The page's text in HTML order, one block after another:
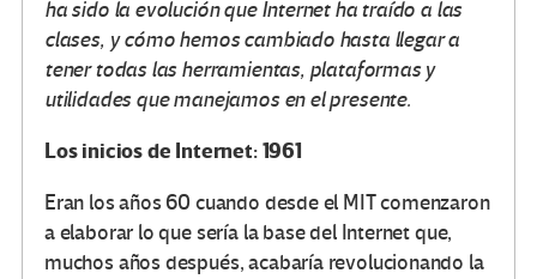
ha sido la evolución que Internet ha traído a las
clases, y cómo hemos cambiado hasta llegar a
tener todas las herramientas, plataformas y
utilidades que manejamos en el presente.
Los inicios de Internet: 1961
Eran los años 60 cuando desde el MIT comenzaron
a elaborar lo que sería la base del Internet que,
muchos años después, acabaría revolucionando la